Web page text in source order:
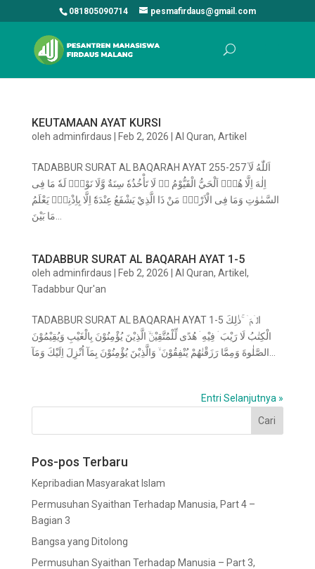
081805090714 pesmafirdaus@gmail.com
KEUTAMAAN AYAT KURSI
oleh adminfirdaus Feb 2, 2026 Al Quran, Artikel
TADABBUR SURAT AL BAQARAH AYAT 255-257 اَللّٰهُ لَآ
اِلٰهَ اِلَّا هُوَۚ اَلْحَيُّ الْقَيُّوْمُ ەۚ لَا تَأْخُذُهٗ سِنَةٌ وَّلَا نَوْمٌۗ لَهٗ مَا فِى
السَّمٰوٰتِ وَمَا فِى الْاَرْضِۗ مَنْ ذَا الَّذِيْ يَشْفَعُ عِنْدَهٗٓ اِلَّا بِاِذْنِهٖۗ يَعْلَمُ
TADABBUR SURAT AL BAQARAH AYAT 1-5
oleh adminfirdaus Feb 2, 2026 Al Quran, Artikel ,
Tadabbur Qur'an
TADABBUR SURAT AL BAQARAH AYAT 1-5 الۤمّۤ ۚذٰلِكَ
الْكِتٰبُ لَا رَيْبَ ۛ فِيْهِ ۛ هُدًى لِّلْمُتَّقِيْنَۙ الَّذِيْنَ يُؤْمِنُوْنَ بِالْغَيْبِ وَيُقِيْمُوْنَ
Entri Selanjutnya »
Pos-pos Terbaru
Kepribadian Masyarakat Islam
Permusuhan Syaithan Terhadap Manusia, Part 4 –
Bagian 3
Bangsa yang Ditolong
Permusuhan Syaithan Terhadap Manusia – Part 3,